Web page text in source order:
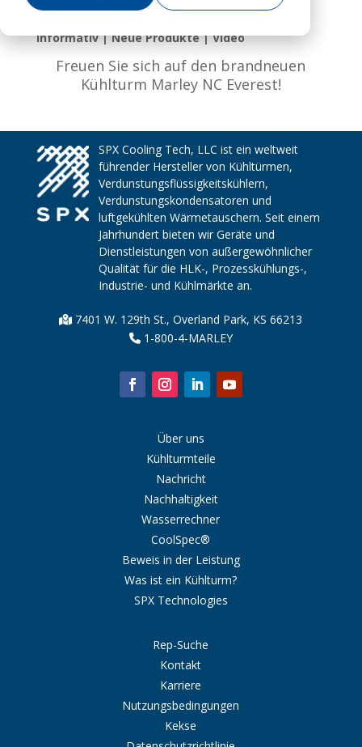
Informativ | Neue Produkte | Video
Freuen Sie sich auf den brandneuen
Kühlturm Marley NC Everest!
SPX Cooling Tech, LLC ist ein weltweit
führender Hersteller von Kühltürmen,
Verdunstungsflüssigkeitskühlern,
Verdunstungskondensatoren und
luftgekühlten Wärmetauschern. Seit einem
Jahrhundert bieten wir Geräte und
Dienstleistungen von außergewöhnlicher
Qualität für die HLK-, Prozesskühlungs-,
Industrie- und Kühlmärkte an.
7401 W. 129th St., Overland Park, KS 66213
1-800-4-MARLEY
Über uns
Kühlturmteile
Nachricht
Nachhaltigkeit
Wasserrechner
CoolSpec®
Beweis in der Leistung
Was ist ein Kühlturm?
SPX Technologies
Rep-Suche
Kontakt
Karriere
Nutzungsbedingungen
Kekse